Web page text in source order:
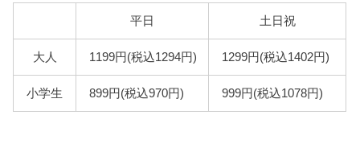
平日 土日祝
大人 1199円(税込1294円) 1299円(税込1402円)
小学生 899円(税込970円) 999円(税込1078円)